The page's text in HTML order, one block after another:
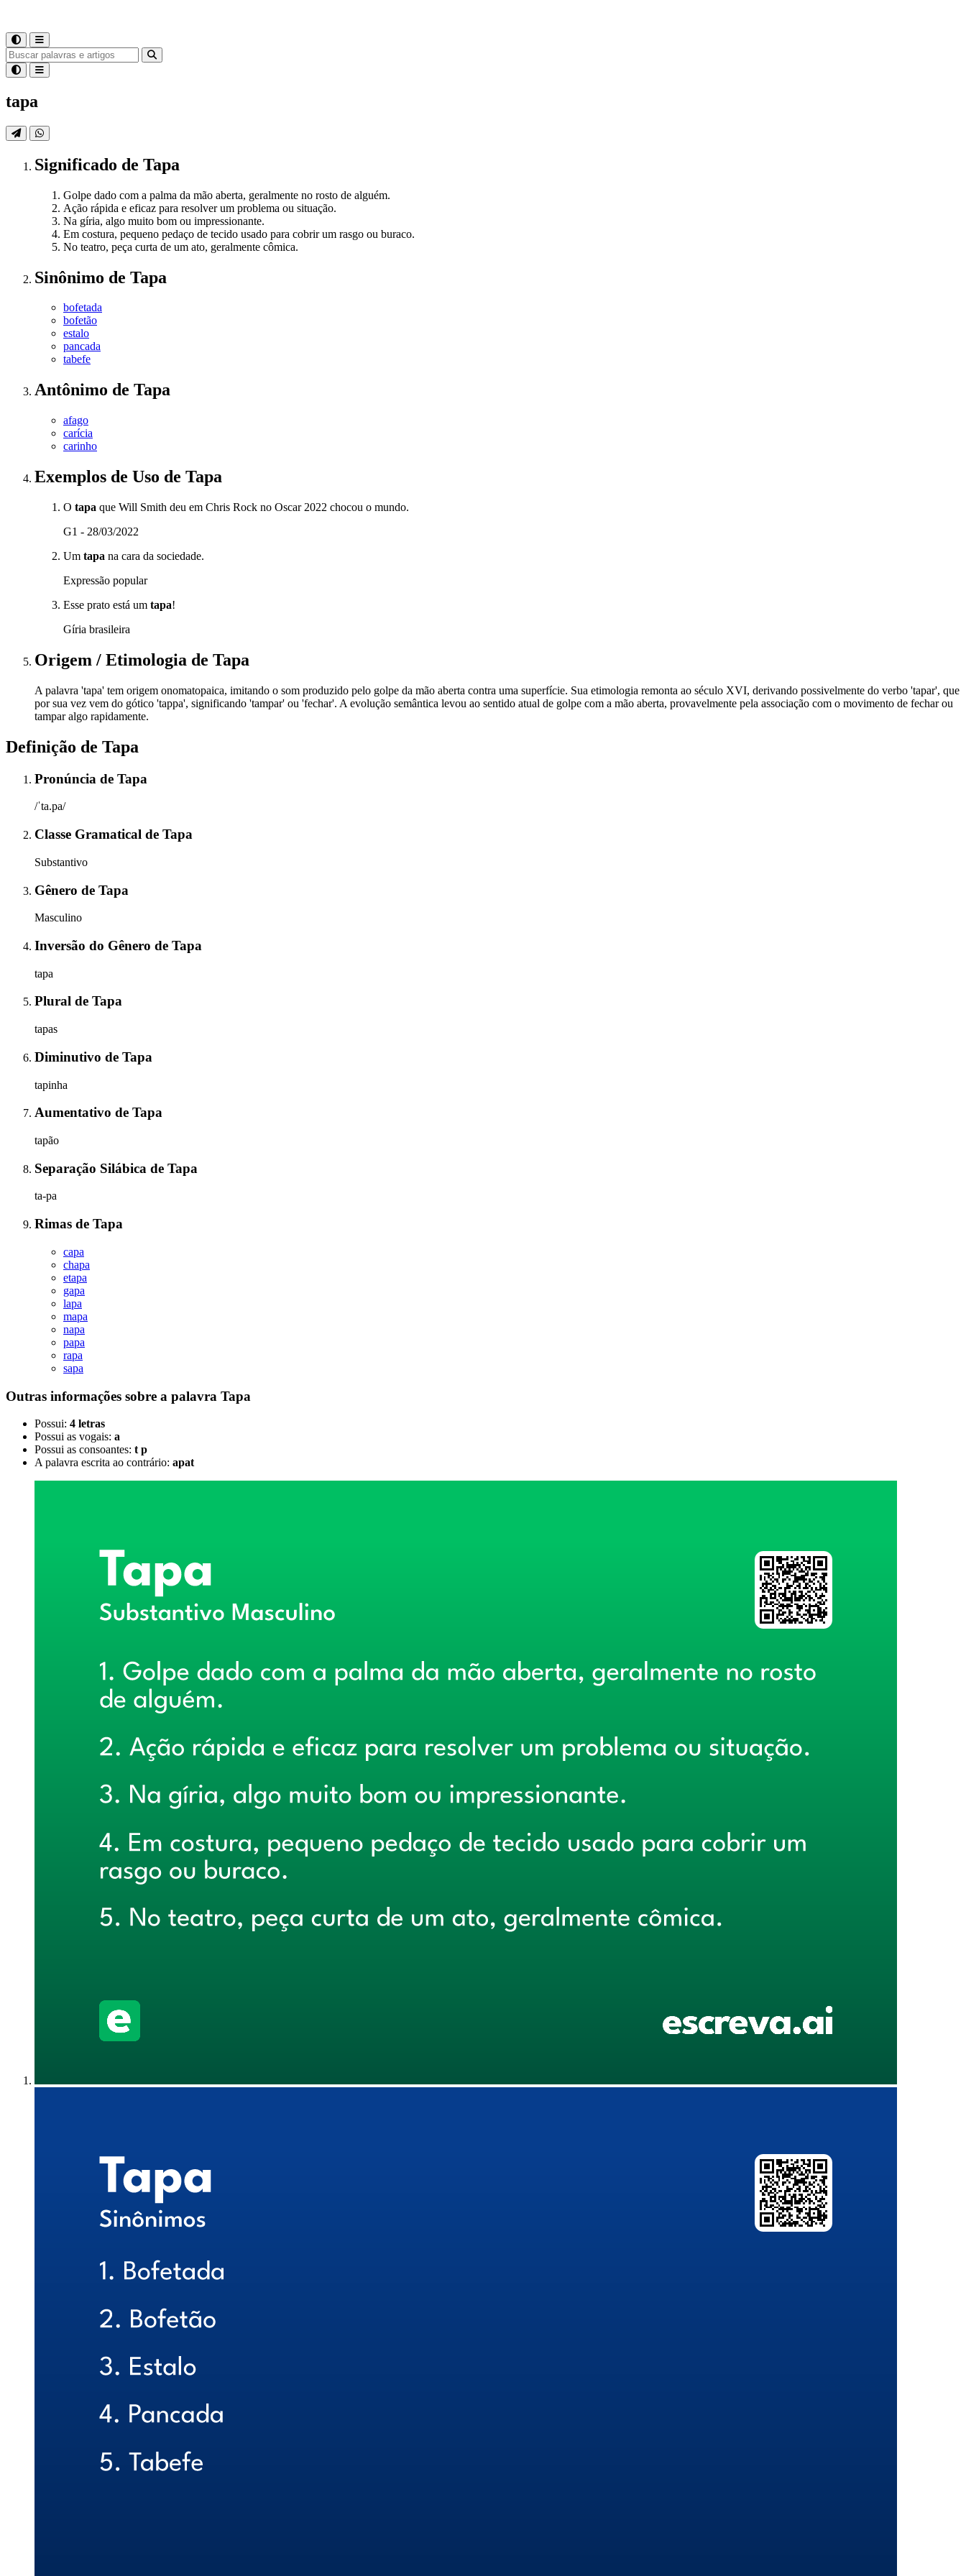
tapa
Significado de Tapa
Golpe dado com a palma da mão aberta, geralmente no rosto de alguém.
Ação rápida e eficaz para resolver um problema ou situação.
Na gíria, algo muito bom ou impressionante.
Em costura, pequeno pedaço de tecido usado para cobrir um rasgo ou buraco.
No teatro, peça curta de um ato, geralmente cômica.
Sinônimo de Tapa
bofetada
bofetão
estalo
pancada
tabefe
Antônimo de Tapa
afago
carícia
carinho
Exemplos de Uso de Tapa
O tapa que Will Smith deu em Chris Rock no Oscar 2022 chocou o mundo.
G1 - 28/03/2022
Um tapa na cara da sociedade.
Expressão popular
Esse prato está um tapa!
Gíria brasileira
Origem / Etimologia de Tapa
A palavra 'tapa' tem origem onomatopaica, imitando o som produzido pelo golpe da mão aberta contra uma superfície. Sua etimologia remonta ao século XVI, derivando possivelmente do verbo 'tapar', que
por sua vez vem do gótico 'tappa', significando 'tampar' ou 'fechar'. A evolução semântica levou ao sentido atual de golpe com a mão aberta, provavelmente pela associação com o movimento de fechar ou
tampar algo rapidamente.
Definição de Tapa
Pronúncia de Tapa
/ˈta.pa/
Classe Gramatical de Tapa
Substantivo
Gênero de Tapa
Masculino
Inversão do Gênero de Tapa
tapa
Plural de Tapa
tapas
Diminutivo de Tapa
tapinha
Aumentativo de Tapa
tapão
Separação Silábica de Tapa
ta-pa
Rimas de Tapa
capa
chapa
etapa
gapa
lapa
mapa
napa
papa
rapa
sapa
Outras informações sobre a palavra Tapa
Possui: 4 letras
Possui as vogais: a
Possui as consoantes: t p
A palavra escrita ao contrário: apat